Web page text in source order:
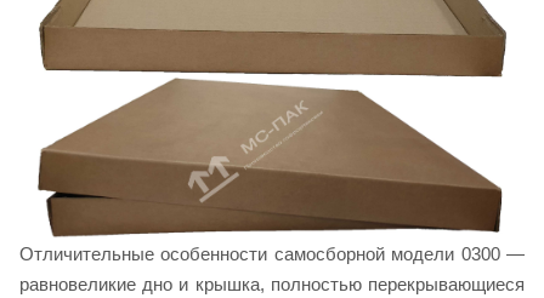
Отличительные особенности самосборной модели 0300 —
равновеликие дно и крышка, полностью перекрывающиеся